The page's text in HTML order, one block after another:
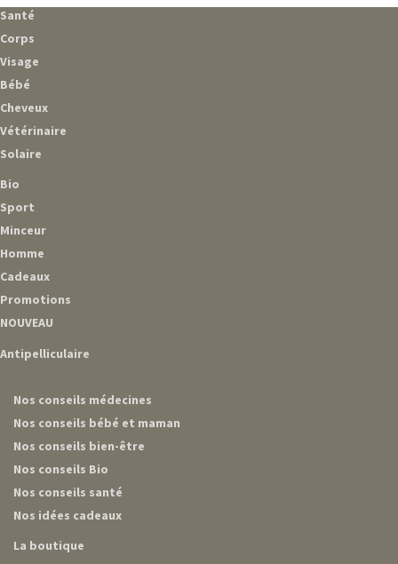
Santé
Corps
Visage
Bébé
Cheveux
Vétérinaire
Solaire
Bio
Sport
Minceur
Homme
Cadeaux
Promotions
NOUVEAU
Antipelliculaire
Nos conseils médecines
Nos conseils bébé et maman
Nos conseils bien-être
Nos conseils Bio
Nos conseils santé
Nos idées cadeaux
La boutique